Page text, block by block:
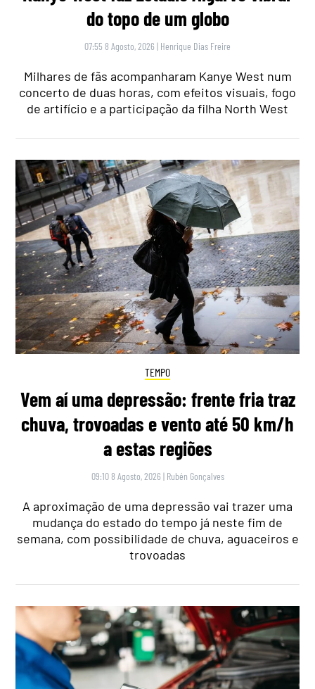
do topo de um globo
07:55 8 Agosto, 2026 | Henrique Dias Freire
Milhares de fãs acompanharam Kanye West num
concerto de duas horas, com efeitos visuais, fogo
de artifício e a participação da filha North West
TEMPO
Vem aí uma depressão: frente fria traz
chuva, trovoadas e vento até 50 km/h
a estas regiões
09:10 8 Agosto, 2026 | Rubén Gonçalves
A aproximação de uma depressão vai trazer uma
mudança do estado do tempo já neste fim de
semana, com possibilidade de chuva, aguaceiros e
trovoadas